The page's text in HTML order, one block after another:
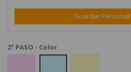
Guardar
2º PASO - Color